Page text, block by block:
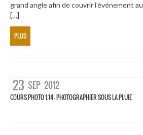
grand angle afin de couvrir l’événement au
[…]
PLUS
23 SEP 2012
COURS PHOTO 1.14 – PHOTOGRAPHIER SOUS LA PLUIE